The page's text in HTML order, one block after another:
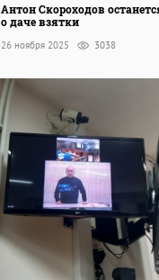
Антон Скороходов
о даче взятки
26 ноября 2025 3038